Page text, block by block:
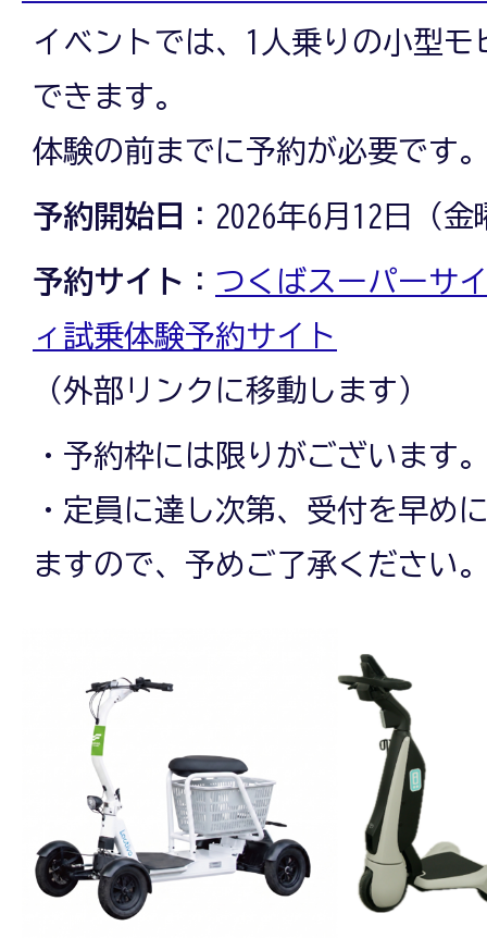
イベントでは、1人乗りの小型
できます。
体験の前までに予約が必要です
予約開始日 ：2026年6月12日（金
予約サイト ： つくばスーパーサ
ィ試乗体験予約サイト
（外部リンクに移動します）
・予約枠には限りがございます
・定員に達し次第、受付を早め
ますので、予めご了承ください